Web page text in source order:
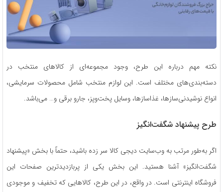
نکته مهم درباره این طرح، وجود مجموعه‌ای از کالاهای منتخب در
دسته‌بندی‌های مختلف است. این لوازم منتخب شامل محصولات سرمایشی،
انواع نوشیدنی‌سازها، غذاسازها، وسایل پخت‌وپز، جارو برقی و… می‌باشد.
طرح پیشنهاد شگفت‌انگیز
اگر به‌طور مرتب به وب‌سایت دیجی کالا سر زده باشید، حتماً با بخش «پیشنهاد
شگفت‌انگیز» آشنا هستید. این بخش یکی از پربازدیدترین صفحات این
فروشگاه اینترنتی است. در واقع، در این طرح، کالاهایی که تخفیف و موجودی